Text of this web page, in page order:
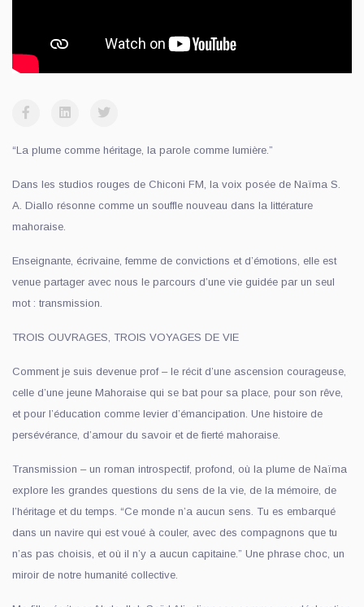
“La plume comme héritage, la parole comme lumière.”
Dans les studios rouges de Chiconi FM, la voix posée de Naïma S.
A. Diallo résonne comme un souffle nouveau dans la littérature
mahoraise.
Enseignante, écrivaine, femme de convictions et d’émotions, elle est
venue partager avec nous le parcours d’une vie guidée par un seul
mot : transmission.
TROIS OUVRAGES, TROIS VOYAGES DE VIE
Comment je suis devenue prof – le récit d’une ascension courageuse,
celle d’une jeune Mahoraise qui se bat pour sa place, pour son rêve,
et pour l’éducation comme levier d’émancipation. Une histoire de
persévérance, d’amour du savoir et de fierté mahoraise.
Transmission – un roman introspectif, profond, où la plume de Naïma
explore les grandes questions du sens de la vie, de la mémoire, de
l’héritage et du temps. “Ce monde n’a aucun sens. Tu es embarqué
dans un navire qui est voué à couler, avec des compagnons que tu
n’as pas choisis, et où il n’y a aucun capitaine.” Une phrase choc, un
miroir de notre humanité collective.